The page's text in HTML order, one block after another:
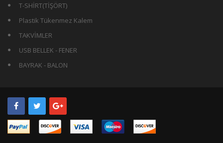
T-SHİRT(TİŞÖRT)
Plastik Tükenmez Kalem
TAKVİMLER
USB BELLEK - FENER
BAYRAK - BALON